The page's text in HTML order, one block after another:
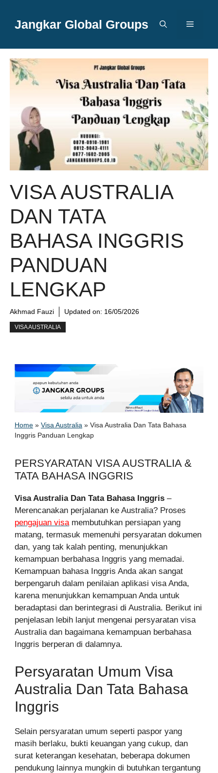
Jangkar Global Groups Menu
VISA AUSTRALIA
DAN TATA
BAHASA INGGRIS
PANDUAN
LENGKAP
Akhmad Fauzi Updated on: 16/05/2026
VISA AUSTRALIA
Home » Visa Australia » Visa Australia Dan Tata Bahasa
Inggris Panduan Lengkap
PERSYARATAN VISA AUSTRALIA &
TATA BAHASA INGGRIS
Visa Australia Dan Tata Bahasa Inggris –
Merencanakan perjalanan ke Australia? Proses
pengajuan visamembutuhkan persiapan yang
matang, termasuk memenuhi persyaratan dokumen
dan, yang tak kalah penting, menunjukkan
kemampuan berbahasa Inggris yang memadai.
Kemampuan bahasa Inggris Anda akan sangat
berpengaruh dalam penilaian aplikasi visa Anda,
karena menunjukkan kemampuan Anda untuk
beradaptasi dan berintegrasi di Australia. Berikut ini
penjelasan lebih lanjut mengenai persyaratan visa
Australia dan bagaimana kemampuan berbahasa
Inggris berperan di dalamnya.
Persyaratan Umum Visa
Australia Dan Tata Bahasa
Inggris
Selain persyaratan umum seperti paspor yang
masih berlaku, bukti keuangan yang cukup, dan
surat keterangan kesehatan, beberapa dokumen
pendukung lainnya mungkin di butuhkan tergantung